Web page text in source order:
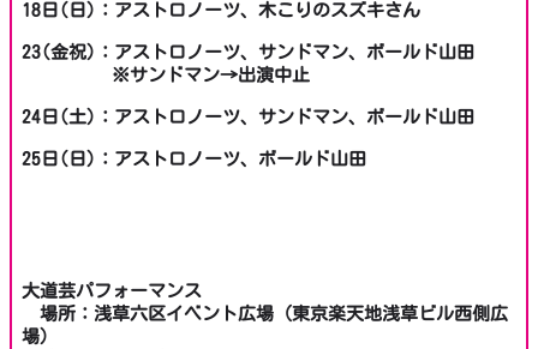
18日(日)：アストロノーツ、木こりのスズキさん
23(金祝)：アストロノーツ、サンドマン、ボールド山田
※サンドマン→出演中止
24日(土)：アストロノーツ、サンドマン、ボールド山田
25日(日)：アストロノーツ、ボールド山田
大道芸パフォーマンス
場所：浅草六区イベント広場（東京楽天地浅草ビル西側広
場）